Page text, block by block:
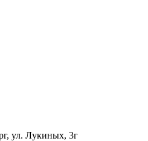
ул. Лукиных, 3г